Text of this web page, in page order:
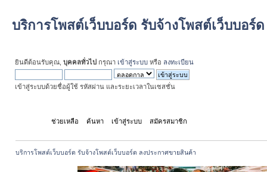
บริการโพสต์เว็บบอร์ด รับจ้างโพสต์เว็บบอร์
ยินดีต้อนรับคุณ, บุคคลทั่วไป กรุณา เข้าสู่ระบบ หรือ ลงทะเบียน
เข้าสู่ระบบด้วยชื่อผู้ใช้ รหัสผ่าน และระยะเวลาในเซสชั่น
ช่วยเหลือ ค้นหา เข้าสู่ระบบ สมัครสมาชิก
บริการโพสต์เว็บบอร์ด รับจ้างโพสต์เว็บบอร์ด ลงประกาศขายสินค้า